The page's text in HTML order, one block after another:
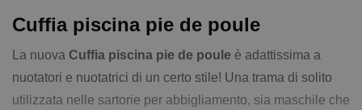
Cuffia piscina pie de poule
La nuova Cuffia piscina pie de poule è adattissima a
nuotatori e nuotatrici di un certo stile! Una trama di solito
utilizzata nelle sartorie per abbigliamento, sia maschile che